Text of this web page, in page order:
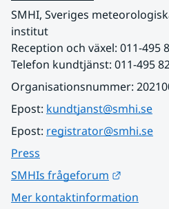
SMHI, Sveriges
institut
Reception och växel: 011-495
Telefon kundtjänst: 011-495
Organisationsnummer:
Epost: kundtjanst@smhi.se
Epost: registrator@smhi.se
Press
SMHIs frågeforum
Mer kontaktinformation